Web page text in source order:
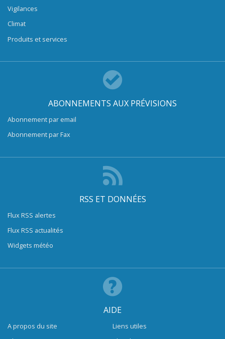
Vigilances
Climat
Produits et services
ABONNEMENTS AUX PRÉVISIONS
Abonnement par email
Abonnement par Fax
RSS ET DONNÉES
Flux RSS alertes
Flux RSS actualités
Widgets météo
AIDE
A propos du site
Liens utiles